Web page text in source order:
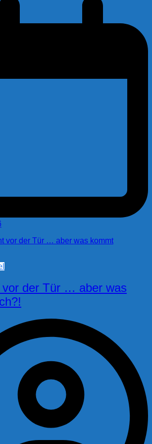
vor der Tür … aber was